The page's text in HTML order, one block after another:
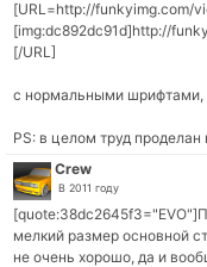
[URL=http://funkyimg.com/
[img:dc892dc91d]http://
[/URL]
с нормальными шрифтами,
PS: в целом труд
Crew
В 2011 году
мелкий размер основной
не очень хорошо, да и